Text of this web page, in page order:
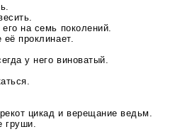
на семь поколений.
проклинает.
у него виноватый.
цикад и верещание ведьм.
груши.